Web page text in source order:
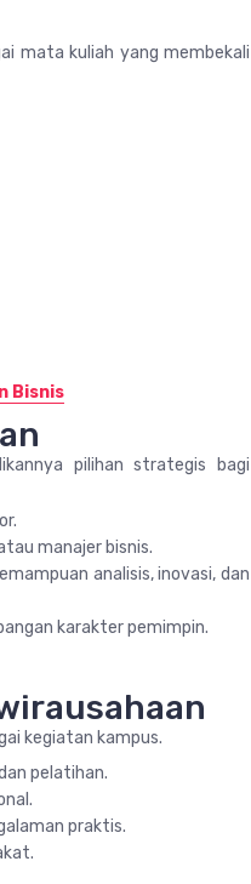
mata kuliah yang membekali
Bisnis
pilihan strategis bagi
manajer bisnis.
analisis, inovasi, dan
karakter pemimpin.
kegiatan kampus.
pelatihan.
praktis.